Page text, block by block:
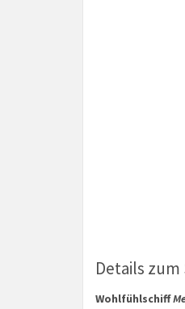
Details zum
Wohlfühlschiff